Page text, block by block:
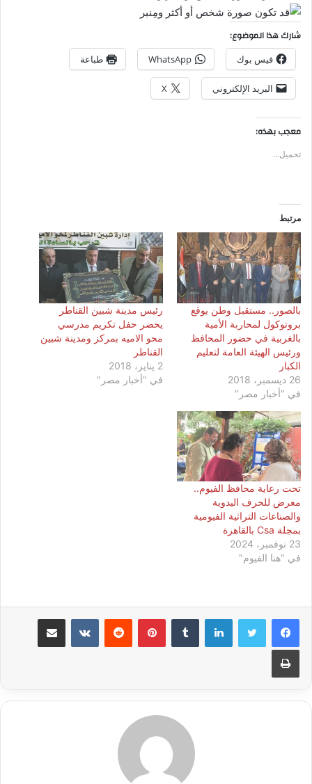
شارك هذا الموضوع:
فيس بوك WhatsApp طباعة
البريد الإلكتروني X
معجب بهذه:
تحميل...
مرتبط
بالصور.. مستقبل وطن يوقع
بروتوكول لمحاربة الأمية
بالغربية في حضور المحافظ
ورئيس الهيئة العامة لتعليم
الكبار
26 ديسمبر، 2018
في "أخبار مصر"
رئيس مدينة شبين القناطر
يحضر حفل تكريم مدرسي
محو الاميه بمركز ومدينة شبين
القناطر
2 يناير، 2018
في "أخبار مصر"
تحت رعاية محافظ الفيوم..
معرض للحرف اليدوية
والصناعات التراثية الفيومية
بمجلة Csa بالقاهرة
23 نوفمبر، 2024
في "هنا الفيوم"
لينكدإن بينتيريست مشاركة عبر البريد
طباعة